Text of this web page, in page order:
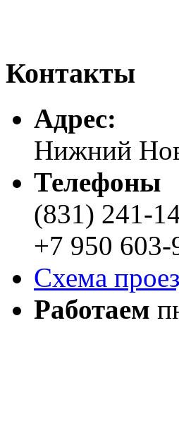
Контакты
Адреc:
Нижний
Телефоны
(831) 241-
+7 950 603-
Схема
Работаем